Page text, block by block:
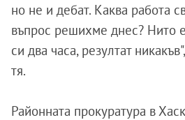
но не и дебат. Каква работа
въпрос решихме днес? Нито
си два часа, резултат
тя.
Районната прокуратура в